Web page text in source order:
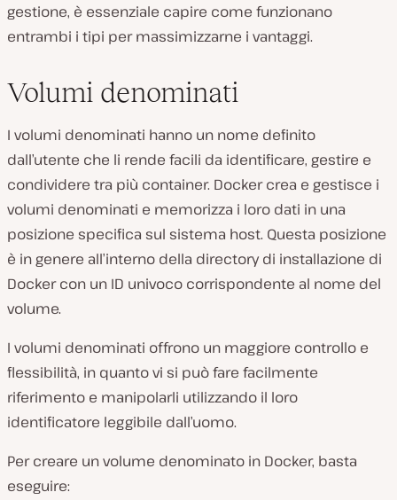
gestione, è essenziale capire come funzionano
entrambi i tipi per massimizzarne i vantaggi.
Volumi denominati
I volumi denominati hanno un nome definito
dall’utente che li rende facili da identificare, gestire e
condividere tra più container. Docker crea e gestisce i
volumi denominati e memorizza i loro dati in una
posizione specifica sul sistema host. Questa posizione
è in genere all’interno della directory di installazione di
Docker con un ID univoco corrispondente al nome del
volume.
I volumi denominati offrono un maggiore controllo e
flessibilità, in quanto vi si può fare facilmente
riferimento e manipolarli utilizzando il loro
identificatore leggibile dall’uomo.
Per creare un volume denominato in Docker, basta
eseguire: